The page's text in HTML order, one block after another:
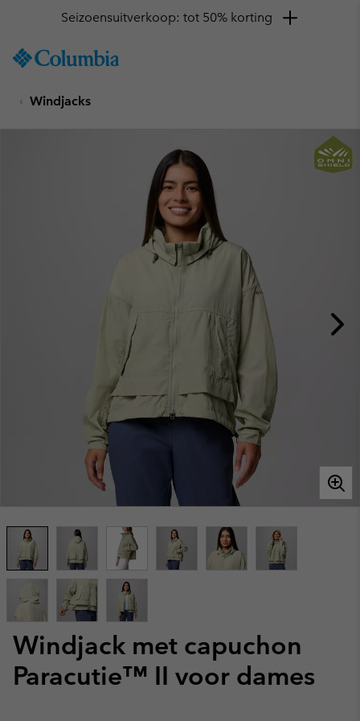
TO
SKIP
Seizoensuitverkoop: tot 50% korting
Windjacks
Windjack met capuchon
Paracutie™ II voor dames